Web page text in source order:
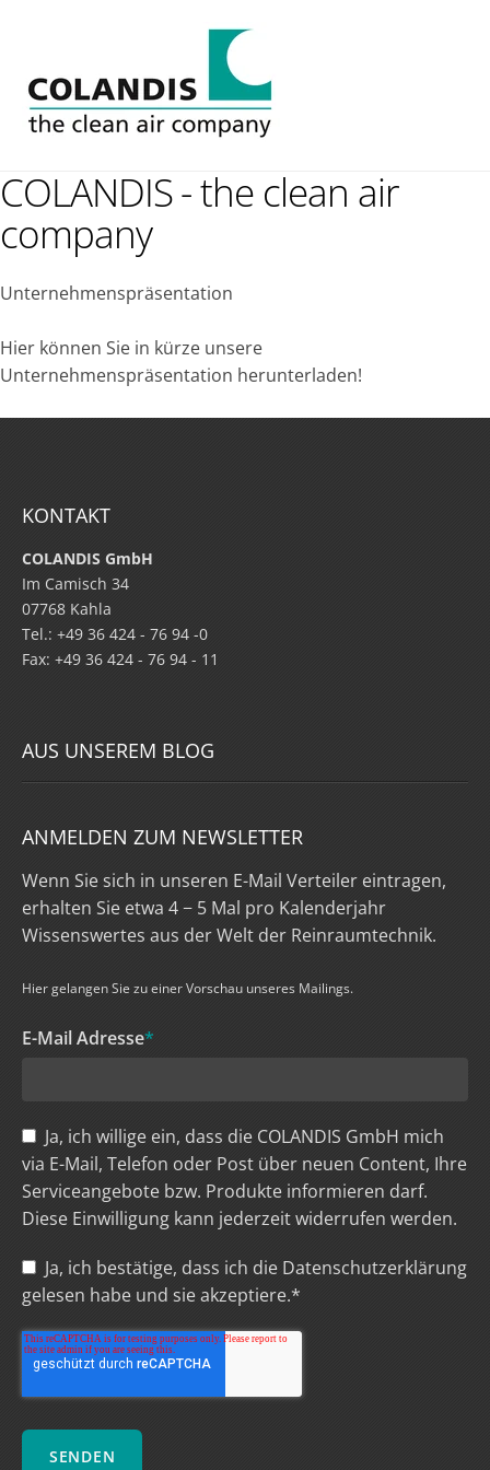
COLANDIS - the clean air
company
Unternehmenspräsentation
Hier können Sie in kürze unsere
Unternehmenspräsentation herunterladen!
KONTAKT
COLANDIS GmbH
Im Camisch 34
07768 Kahla
Tel.: +49 36 424 - 76 94 -0
Fax: +49 36 424 - 76 94 - 11
AUS UNSEREM BLOG
ANMELDEN ZUM NEWSLETTER
Wenn Sie sich in unseren E-Mail Verteiler eintragen,
erhalten Sie etwa 4 − 5 Mal pro Kalenderjahr
Wissenswertes aus der Welt der Reinraumtechnik.
Hier gelangen Sie zu einer Vorschau unseres Mailings.
E-Mail Adresse*
Ja, ich willige ein, dass die COLANDIS GmbH mich
via E-Mail, Telefon oder Post über neuen Content, Ihre
Serviceangebote bzw. Produkte informieren darf.
Diese Einwilligung kann jederzeit widerrufen werden.
Ja, ich bestätige, dass ich die Datenschutzerklärung
gelesen habe und sie akzeptiere.*